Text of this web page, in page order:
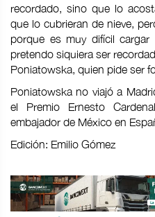
recordado, sino que lo
que lo cubrieran de nieve,
porque es muy difícil
pretendo siquiera ser
Poniatowska, quien pide ser
Poniatowska no viajó a
el Premio Ernesto
embajador de México en
Edición: Emilio Gómez